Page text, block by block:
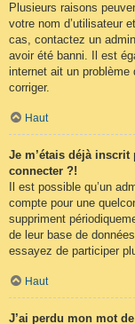
Plusieurs raisons
votre nom d’utilisateur
cas, contactez un
avoir été banni. Il est
internet ait un problème
corriger.
Haut
Je m’étais déjà
connecter ?!
Il est possible qu’un
compte pour une
suppriment
de leur base de
essayez de participer
Haut
J’ai perdu mon mot